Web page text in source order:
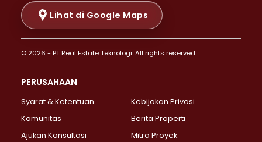
Properti Dijual di Kramat >
Properti Dijual di Pasar Baru >
Properti Dijual di Bendungan Hilir >
Properti Dijual di Jakarta Selatan >
Properti Dijual di Lebak Bulus >
Properti Dijual di Gandaria Selatan >
Properti Dijual di Pondok Labu >
Lihat di Google Maps
© 2026 - PT Real Estate Teknologi. All rights reserved.
PERUSAHAAN
Syarat & Ketentuan
Kebijakan Privasi
Komunitas
Berita Properti
Ajukan Konsultasi
Mitra Proyek